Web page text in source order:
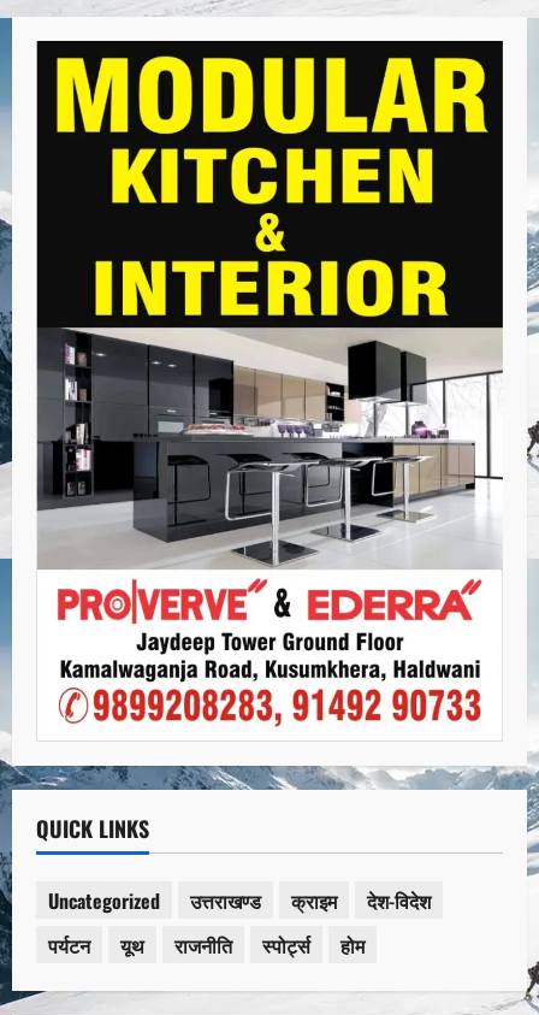
QUICK LINKS
Uncategorized उत्तराखण्ड क्राइम
देश-विदेश
पर्यटन
यूथ राजनीति स्पोर्ट्स होम